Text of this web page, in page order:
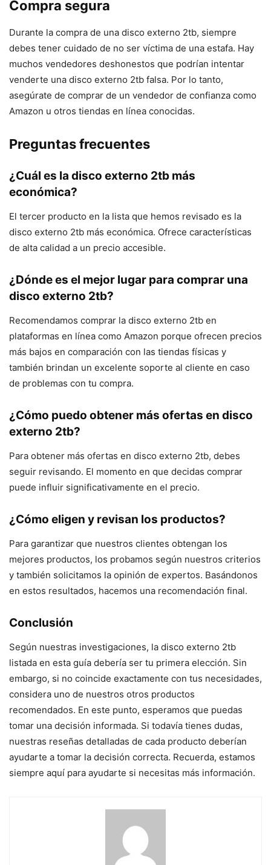
Compra segura
Durante la compra de una disco externo 2tb, siempre
debes tener cuidado de no ser víctima de una estafa. Hay
muchos vendedores deshonestos que podrían intentar
venderte una disco externo 2tb falsa. Por lo tanto,
asegúrate de comprar de un vendedor de confianza como
Amazon u otros tiendas en línea conocidas.
Preguntas frecuentes
¿Cuál es la disco externo 2tb más
económica?
El tercer producto en la lista que hemos revisado es la
disco externo 2tb más económica. Ofrece características
de alta calidad a un precio accesible.
¿Dónde es el mejor lugar para comprar una
disco externo 2tb?
Recomendamos comprar la disco externo 2tb en
plataformas en línea como Amazon porque ofrecen precios
más bajos en comparación con las tiendas físicas y
también brindan un excelente soporte al cliente en caso
de problemas con tu compra.
¿Cómo puedo obtener más ofertas en disco
externo 2tb?
Para obtener más ofertas en disco externo 2tb, debes
seguir revisando. El momento en que decidas comprar
puede influir significativamente en el precio.
¿Cómo eligen y revisan los productos?
Para garantizar que nuestros clientes obtengan los
mejores productos, los probamos según nuestros criterios
y también solicitamos la opinión de expertos. Basándonos
en estos resultados, hacemos una recomendación final.
Conclusión
Según nuestras investigaciones, la disco externo 2tb
listada en esta guía debería ser tu primera elección. Sin
embargo, si no coincide exactamente con tus necesidades,
considera uno de nuestros otros productos
recomendados. En este punto, esperamos que puedas
tomar una decisión informada. Si todavía tienes dudas,
nuestras reseñas detalladas de cada producto deberían
ayudarte a tomar la decisión correcta. Recuerda, estamos
siempre aquí para ayudarte si necesitas más información.